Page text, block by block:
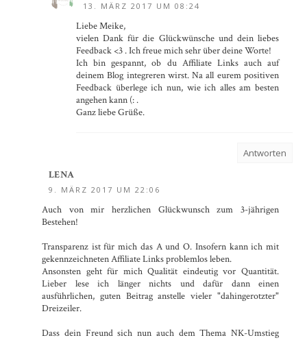
13. MÄRZ 2017 UM 08:24
Liebe Meike,
vielen Dank für die Glückwünsche und dein liebes
Feedback <3 . Ich freue mich sehr über deine Worte!
Ich bin gespannt, ob du Affiliate Links auch auf
deinem Blog integreren wirst. Na all eurem positiven
Feedback überlege ich nun, wie ich alles am besten
angehen kann (: .
Ganz liebe Grüße.
Antworten
LENA
9. MÄRZ 2017 UM 22:06
Auch von mir herzlichen Glückwunsch zum 3-jährigen
Bestehen!
Transparenz ist für mich das A und O. Insofern kann ich mit
gekennzeichneten Affiliate Links problemlos leben.
Ansonsten geht für mich Qualität eindeutig vor Quantität.
Lieber lese ich länger nichts und dafür dann einen
ausführlichen, guten Beitrag anstelle vieler "dahingerotzter"
Dreizeiler.
Dass dein Freund sich nun auch dem Thema NK-Umstieg